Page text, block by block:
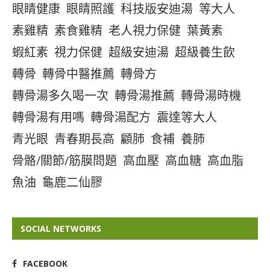
眼睛健康 眼睛照護 科技版安迪湯 等大人
素雞精 素食雞精 老人視力保健 葉黃素
蝦紅素 視力保健 超級安迪湯 超級養生飲
轉骨 轉骨中醫推薦 轉骨方
轉骨湯多久喝一次 轉骨湯推薦 轉骨湯時機
轉骨湯有用嗎 轉骨湯配方 震達等大人
青光眼 青春期長高 顧肺 食補 養肺
骨骼/關節/筋膜問題 高血壓 高血糖 高血脂
魚油 龜鹿二仙膠
SOCIAL NETWORKS
FACEBOOK